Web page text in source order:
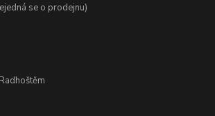
se o prodejnu)